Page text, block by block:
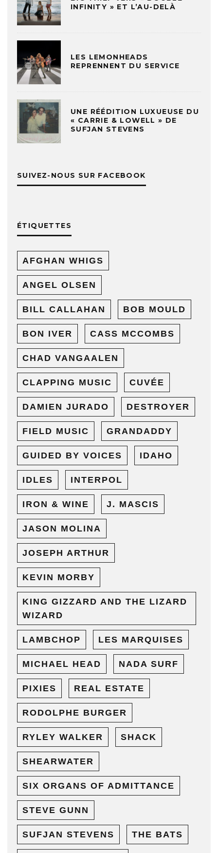
INFINITY » ET L’AU-DELÀ
LES LEMONHEADS
REPRENNENT DU SERVICE
UNE RÉÉDITION LUXUEUSE DU
« CARRIE & LOWELL » DE
SUFJAN STEVENS
SUIVEZ-NOUS SUR FACEBOOK
ÉTIQUETTES
AFGHAN WHIGS
ANGEL OLSEN
BILL CALLAHAN BOB MOULD
BON IVER CASS MCCOMBS
CHAD VANGAALEN
CLAPPING MUSIC CUVÉE
DAMIEN JURADO DESTROYER
FIELD MUSIC GRANDADDY
GUIDED BY VOICES IDAHO
IDLES INTERPOL
IRON & WINE J. MASCIS
JASON MOLINA
JOSEPH ARTHUR
KEVIN MORBY
KING GIZZARD AND THE LIZARD
WIZARD
LAMBCHOP LES MARQUISES
MICHAEL HEAD NADA SURF
PIXIES REAL ESTATE
RODOLPHE BURGER
RYLEY WALKER SHACK
SHEARWATER
SIX ORGANS OF ADMITTANCE
STEVE GUNN
SUFJAN STEVENS THE BATS